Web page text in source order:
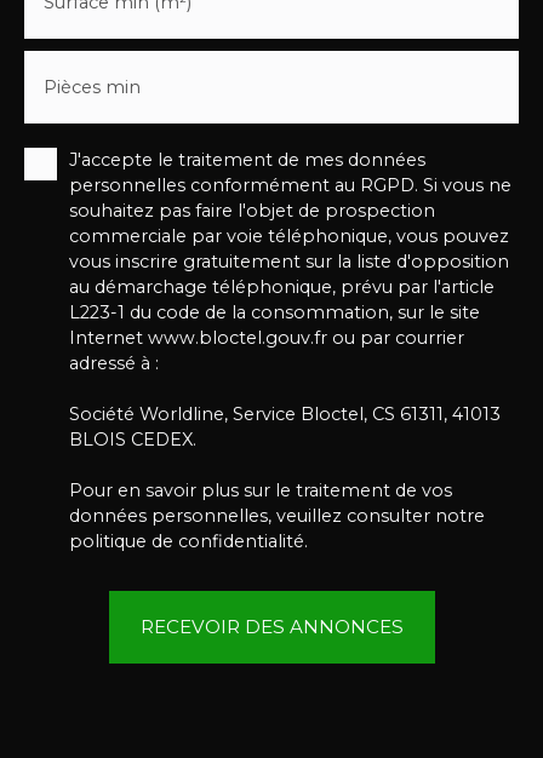
Pièces min
J'accepte le traitement de mes données
personnelles conformément au RGPD. Si vous ne
souhaitez pas faire l'objet de prospection
commerciale par voie téléphonique, vous pouvez
vous inscrire gratuitement sur la liste d'opposition
au démarchage téléphonique, prévu par l'article
L223-1 du code de la consommation, sur le site
Internet www.bloctel.gouv.fr ou par courrier
adressé à :
Société Worldline, Service Bloctel, CS 61311, 41013
BLOIS CEDEX.
Pour en savoir plus sur le traitement de vos
données personnelles, veuillez consulter notre
politique de confidentialité.
RECEVOIR DES ANNONCES